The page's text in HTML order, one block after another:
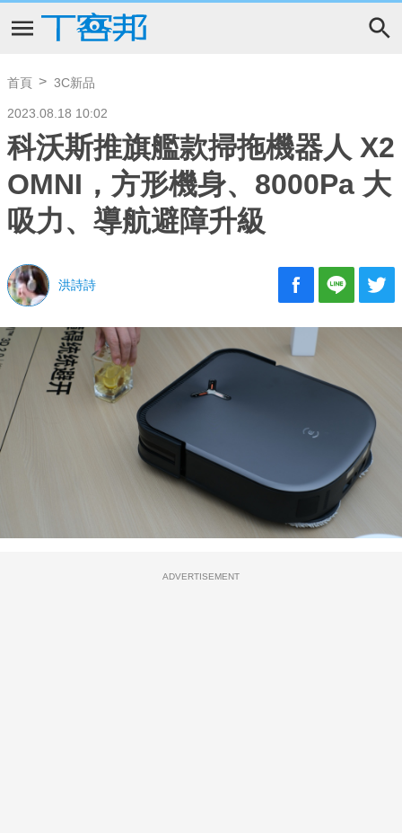
首頁 3C新品
2023.08.18 10:02
科沃斯推旗艦款掃拖機器人 X2
OMNI，方形機身、8000Pa 大
吸力、導航避障升級
洪詩詩
ADVERTISEMENT